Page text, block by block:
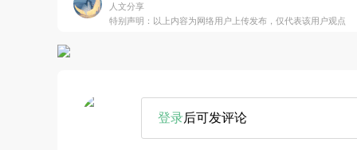
人文分享
特别声明：以上内容为网络用户上传发布，仅代表该用户观点
登录后可发评论